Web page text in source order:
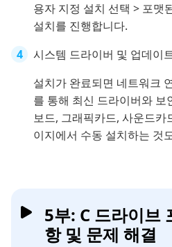
용자 지정 설치 선택 > 포맷
설치를 진행합니다.
시스템 드라이버 및 업데이
설치가 완료되면 네트워크
를 통해 최신 드라이버와 보
보드, 그래픽카드, 사운드카
이지에서 수동 설치하는 것
5부: C 드라이브
항 및 문제 해결